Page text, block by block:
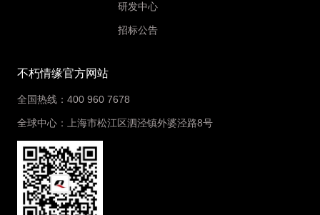
研发中心
招标公告
不朽情缘官方网站
全国热线：400 960 7678
全球中心：上海市松江区泗泾镇外婆泾路8号